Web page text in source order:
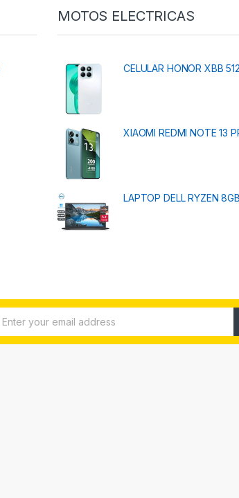
MOTOS ELECTRICAS
CELULAR HONOR XBB
XIAOMI REDMI NOTE 13
LAPTOP DELL RYZEN